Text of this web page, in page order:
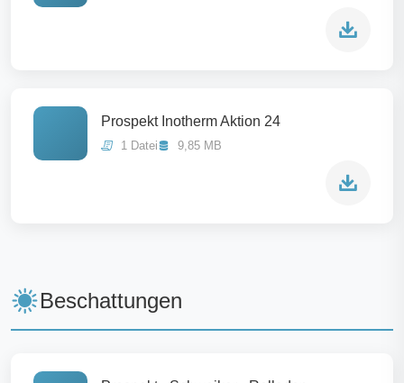
Prospekt Inotherm Aktion 24
1 Datei 9,85 MB
Beschattungen